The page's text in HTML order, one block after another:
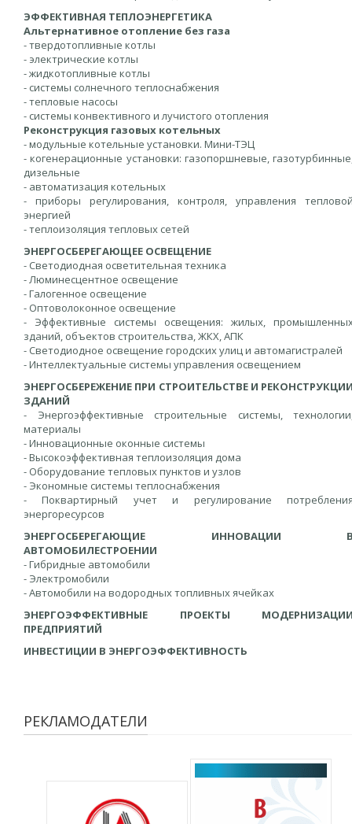
ЭФФЕКТИВНАЯ ТЕПЛОЭНЕРГЕТИКА
Альтернативное отопление без газа
- твердотопливные котлы
- электрические котлы
- жидкотопливные котлы
- системы солнечного теплоснабжения
- тепловые насосы
- системы конвективного и лучистого отопления
Реконструкция газовых котельных
- модульные котельные установки. Мини-ТЭЦ
- когенерационные установки: газопоршневые,
дизельные
- автоматизация котельных
- приборы регулирования, контроля, управления
энергией
- теплоизоляция тепловых сетей
ЭНЕРГОСБЕРЕГАЮЩЕЕ ОСВЕЩЕНИЕ
- Светодиодная осветительная техника
- Люминесцентное освещение
- Галогенное освещение
- Оптоволоконное освещение
- Эффективные системы освещения: жилых,
зданий, объектов строительства, ЖКХ, АПК
- Светодиодное освещение городских улиц и автомагистралей
- Интеллектуальные системы управления освещением
ЭНЕРГОСБЕРЕЖЕНИЕ ПРИ СТРОИТЕЛЬСТВЕ И
ЗДАНИЙ
- Энергоэффективные строительные системы,
материалы
- Инновационные оконные системы
- Высокоэффективная теплоизоляция дома
- Оборудование тепловых пунктов и узлов
- Экономные системы теплоснабжения
- Поквартирный учет и регулирование
энергоресурсов
ЭНЕРГОСБЕРЕГАЮЩИЕ ИННОВАЦИИ
АВТОМОБИЛЕСТРОЕНИИ
- Гибридные автомобили
- Электромобили
- Автомобили на водородных топливных ячейках
ЭНЕРГОЭФФЕКТИВНЫЕ ПРОЕКТЫ
ПРЕДПРИЯТИЙ
ИНВЕСТИЦИИ В ЭНЕРГОЭФФЕКТИВНОСТЬ
РЕКЛАМОДАТЕЛИ